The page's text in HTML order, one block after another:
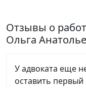
Отзывы о
Ольга
У адвоката еще
оставить первый